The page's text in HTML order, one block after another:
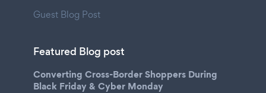
Guest Blog Post
Featured Blog post
Converting Cross-Border Shoppers During
Black Friday & Cyber Monday